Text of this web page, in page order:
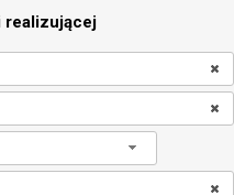
realizującej